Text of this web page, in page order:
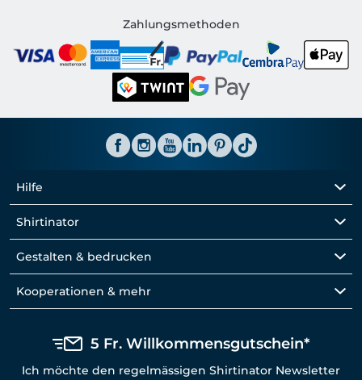
Shirtinator CH
Zahlungsmethoden
Hilfe
Shirtinator
Gestalten & bedrucken
Kooperationen & mehr
5 Fr. Willkommensgutschein*
Ich möchte den regelmässigen Shirtinator Newsletter